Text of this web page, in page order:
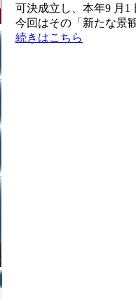
可決成立し、本年9 月1
今回はその「新たな景
続きはこちら